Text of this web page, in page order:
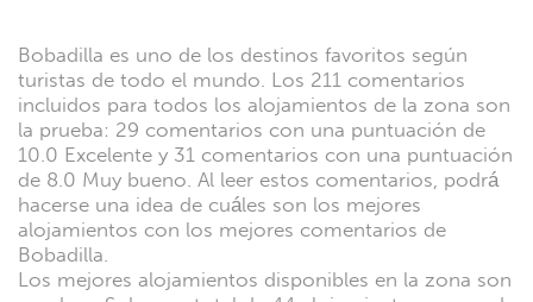
Bobadilla es uno de los destinos favoritos según
turistas de todo el mundo. Los 211 comentarios
incluidos para todos los alojamientos de la zona son
la prueba: 29 comentarios con una puntuación de
10.0 Excelente y 31 comentarios con una puntuación
de 8.0 Muy bueno. Al leer estos comentarios, podrá
hacerse una idea de cuáles son los mejores
alojamientos con los mejores comentarios de
Bobadilla.
Los mejores alojamientos disponibles en la zona son